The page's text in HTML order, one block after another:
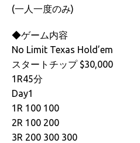
(一人一度のみ)
◆ゲーム内容
No Limit Texas Hold’em
スタートチップ $30,000
1R45分
Day1
1R 100 100
2R 100 200
3R 200 300 300